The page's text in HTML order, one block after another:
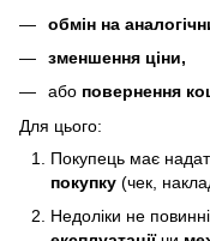
обмін на
зменшення ціни,
або повернення
Для цього:
Покупець має
покупку (чек,
Недоліки не